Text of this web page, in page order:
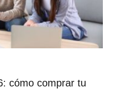
cómo comprar tu